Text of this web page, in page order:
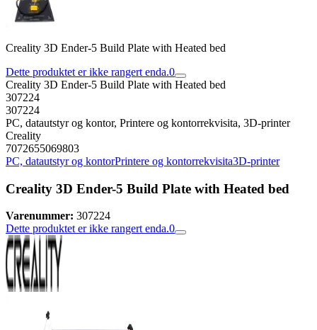
Creality 3D Ender-5 Build Plate with Heated bed
Dette produktet er ikke rangert enda.0
Creality 3D Ender-5 Build Plate with Heated bed
307224
307224
PC, datautstyr og kontor, Printere og kontorrekvisita, 3D-printer
Creality
7072655069803
PC, datautstyr og kontorPrintere og kontorrekvisita3D-printer
Creality 3D Ender-5 Build Plate with Heated bed
Varenummer: 307224
Dette produktet er ikke rangert enda.0